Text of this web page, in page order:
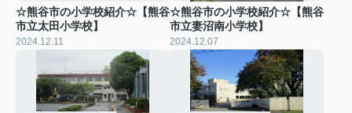
☆熊谷市の小学校紹介☆【熊谷
市立太田小学校】
2024.12.11
☆熊谷市の小学校紹介☆【熊谷
市立妻沼南小学校】
2024.12.07